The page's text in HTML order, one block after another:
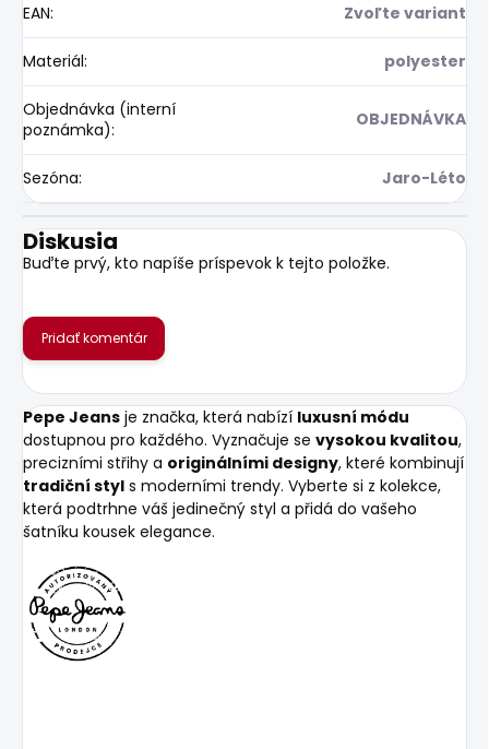
EAN: Zvoľte variant
Materiál: polyester
Objednávka (interní
poznámka): OBJEDNÁVKA
Sezóna: Jaro-Léto
Diskusia
Buďte prvý, kto napíše príspevok k tejto položke.
Pridať komentár
Pepe Jeans je značka, která nabízí luxusní módu
dostupnou pro každého. Vyznačuje se vysokou kvalitou,
precizními střihy a originálními designy, které kombinují
tradiční styl s moderními trendy. Vyberte si z kolekce,
která podtrhne váš jedinečný styl a přidá do vašeho
šatníku kousek elegance.